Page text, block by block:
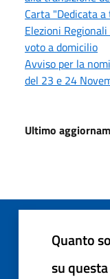
Carta "Dedicata
Elezioni
voto a domicilio
Avviso per la
del 23 e 24
Ultimo
Quanto
su